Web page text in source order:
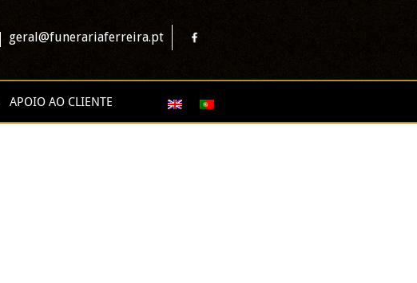
geral@funerariaferreira.pt
APOIO AO CLIENTE